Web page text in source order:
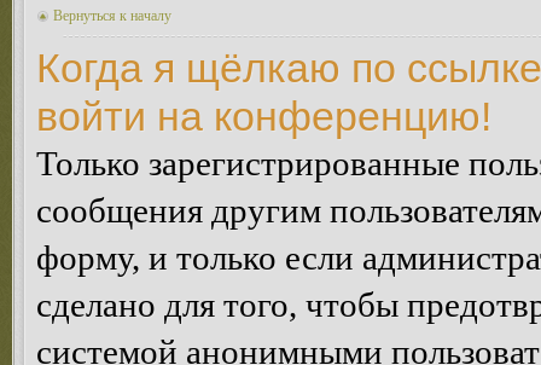
Вернуться к началу
Когда я щёлкаю по
войти на конференцию!
Только зарегистрированные
сообщения другим
форму, и только если
сделано для того, чтобы
системой анонимными